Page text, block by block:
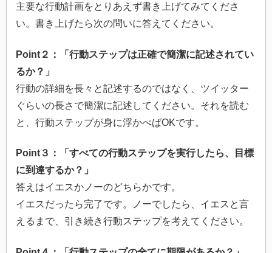
主要な行動計画をとりあえず書き上げてみてくださ
い。書き上げたら次の問いに答えてください。
Point２：「行動ステップは正確で簡潔に記述されてい
るか？」
行動の詳細を長々と記述するのではなく、ツイッター
ぐらいの長さで簡潔に記述してください。それを読む
と、行動ステップが身に浮かべばOKです。
Point３：「すべての行動ステップを実行したら、目標
に到達するか？」
答えはイエスかノーのどちらかです。
イエスだったら完了です。ノーでしたら、イエスと言
えるまで、引き続き行動ステップを考えてください。